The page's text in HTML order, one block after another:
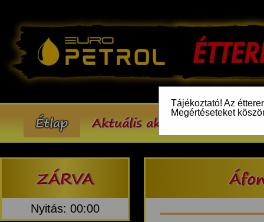
Tájékoztató! Az
Megértéseteket
Étlap Aktuális akcióink
ZÁRVA
Nyitás: 00:00